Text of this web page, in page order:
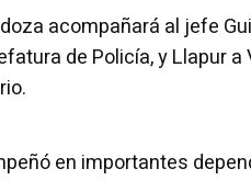
acompañará al jefe
de Policía, y Llapur
en importantes